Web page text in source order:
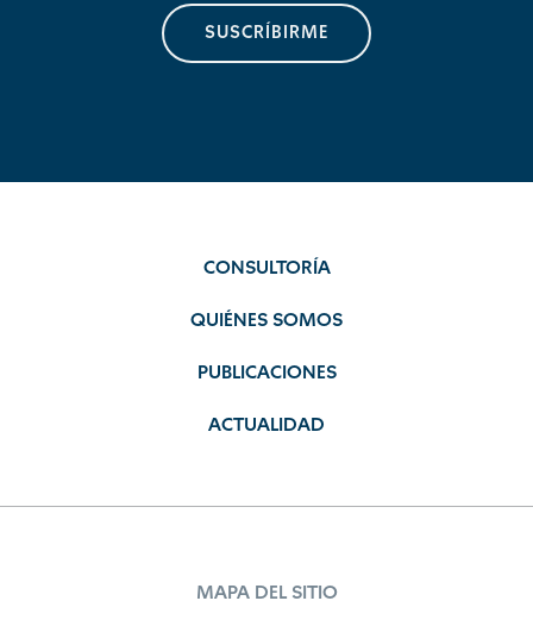
SUSCRÍBIRME
CONSULTORÍA
QUIÉNES SOMOS
PUBLICACIONES
ACTUALIDAD
MAPA DEL SITIO